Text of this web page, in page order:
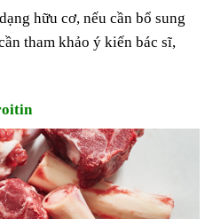
hữu cơ, nếu cần bổ sung
tham khảo ý kiến bác sĩ,